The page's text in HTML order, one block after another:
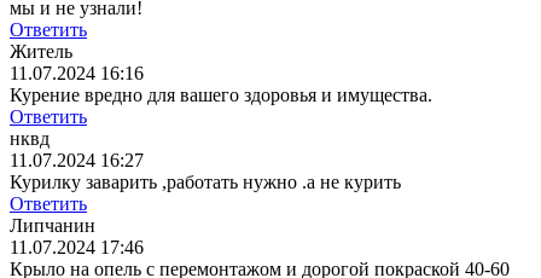
мы и не узнали!
Ответить
Житель
11.07.2024 16:16
Курение вредно для вашего здоровья и имущества.
Ответить
нквд
11.07.2024 16:27
Курилку заварить ,работать нужно .а не курить
Ответить
Липчанин
11.07.2024 17:46
Крыло на опель с перемонтажом и дорогой покраской 40-60